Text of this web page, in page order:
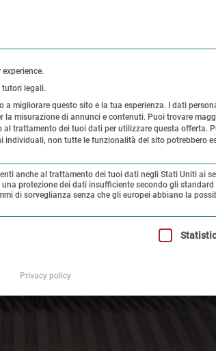
Ricerca e collezione
tutori legali.
a migliorare questo sito e la tua esperienza.
I dati
la misurazione di annunci e contenuti. Puoi trovare
al trattamento dei tuoi dati per utilizzare questa offerta.
individuali, non tutte le funzionalità del sito potrebbero
anche al trattamento dei tuoi dati negli Stati Uniti ai
protezione dei dati insufficiente secondo gli standard
di sorveglianza senza che gli europei abbiano la
primo gruppo di servizi è necessario e
Privacy policy